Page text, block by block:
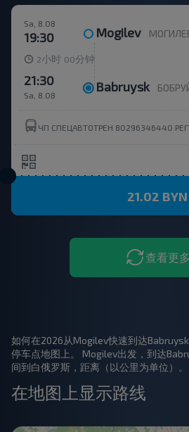
Sa, 8.08
19:30 Mogilev МОГИЛЕВ АВ, г.
2 小时 00 分钟
Sa, 8.08
21:30 Babruysk БОБРУЙСК АВ,
21.02 BYN
查看更多
如何在2026从Mogilev快速到达
停车点地图上。 Mogilev出发，到达
间到白俄罗斯，距离（以公里为单位）。
在地图上显示路线